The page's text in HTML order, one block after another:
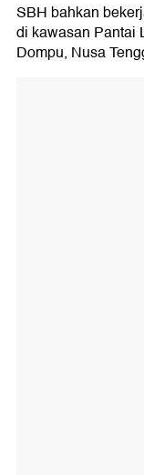
SBH bahkan
di kawasan Pantai
Dompu, Nusa